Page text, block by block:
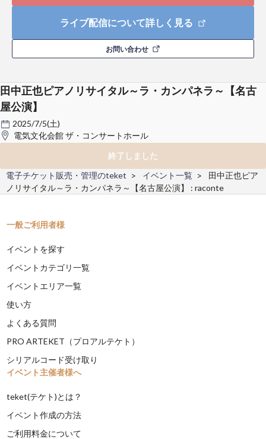
ライブ配信について詳しく見る
お問い合わせ
田中正也ピアノリサイタル～ラ・カンパネラ～【名古
屋公演】
2025/7/5(土)
電気文化会館 ザ・コンサートホール
終了しました
電子チケット販売・管理のteket
イベント一覧
田中正也ピア
ノリサイタル～ラ・カンパネラ～【名古屋公演】 : raconte
一般ご利用者様
イベントを探す
イベントカテゴリ一覧
イベントエリア一覧
使い方
よくある質問
PRO ARTEKET（プロアルテケト）
シリアルコード受け取り
イベント主催者様へ
teket(テケト)とは？
イベント作成の方法
ご利用料金について